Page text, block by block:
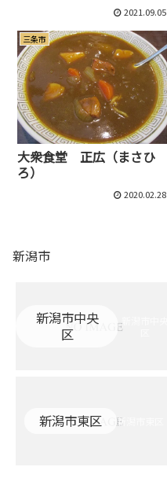
2021.09.05
三条市
大衆食堂 正広（まさひ
ろ）
2020.02.28
新潟市
新潟市中央
区
新潟市中央
新潟市東区 新潟市東区